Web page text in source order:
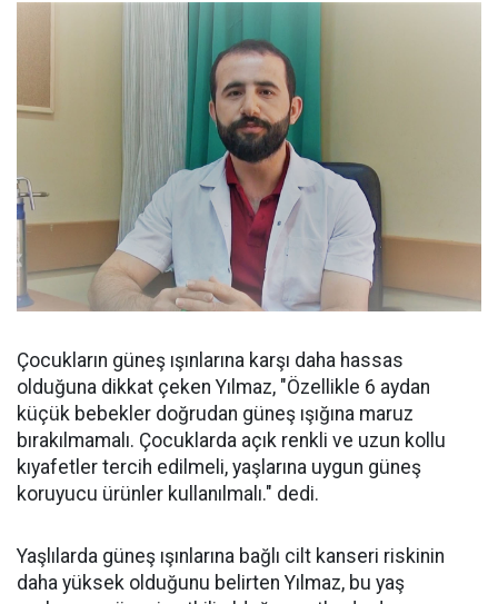
Çocukların güneş ışınlarına karşı daha hassas
olduğuna dikkat çeken Yılmaz, "Özellikle 6 aydan
küçük bebekler doğrudan güneş ışığına maruz
bırakılmamalı. Çocuklarda açık renkli ve uzun kollu
kıyafetler tercih edilmeli, yaşlarına uygun güneş
koruyucu ürünler kullanılmalı." dedi.
Yaşlılarda güneş ışınlarına bağlı cilt kanseri riskinin
daha yüksek olduğunu belirten Yılmaz, bu yaş